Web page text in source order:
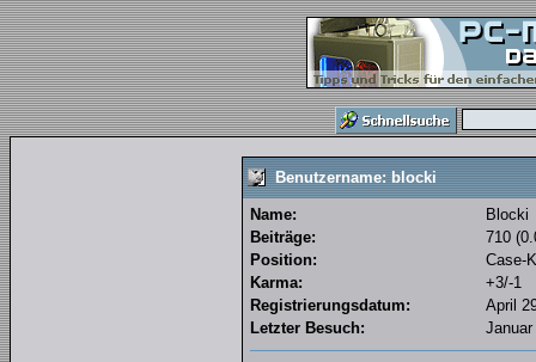
Benutzername: blocki
Name:
Blocki
Beiträge:
710
Position:
Case-
Karma:
+3/-1
Registrierungsdatum:
April
Letzter Besuch: